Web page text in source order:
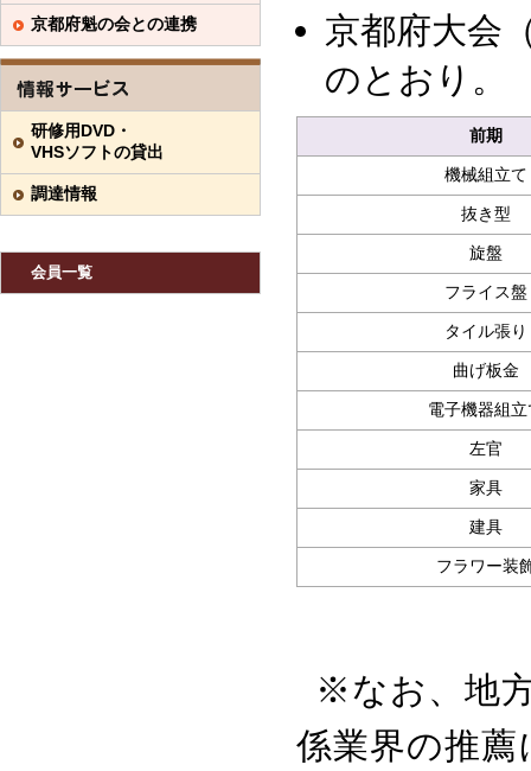
京都府大会
のとおり。
前期
機械組立て
抜き型
旋盤
フライス盤
タイル張り
曲げ板金
電子機器組立
左官
家具
建具
フラワー装
※なお、地
係業界の推
京都府魁の会との連携
研修用DVD・
VHSソフトの貸出
調達情報
会員一覧